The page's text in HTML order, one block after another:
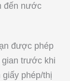
đến nước
được phép
gian trước khi
phép/thị